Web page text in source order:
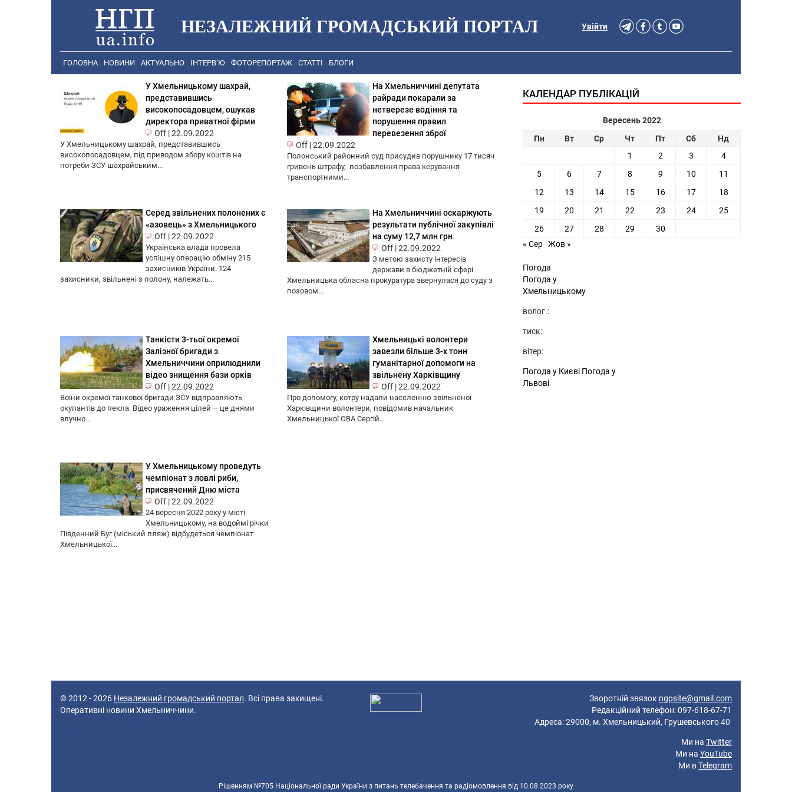
НЕЗАЛЕЖНИЙ ГРОМАДСЬКИЙ ПОРТАЛ Увійти
ГОЛОВНА НОВИНИ АКТУАЛЬНО ІНТЕРВ’Ю ФОТОРЕПОРТАЖ СТАТТІ БЛОГИ
У Хмельницькому шахрай,
представившись
високопосадовцем, ошукав
директора приватної фірми
Off |22.09.2022
У Хмельницькому шахрай, представившись
високопосадовцем, під приводом збору коштів на
потреби ЗСУ шахрайським...
На Хмельниччині депутата
райради покарали за
нетверезе водіння та
порушення правил
перевезення зброї
Off |22.09.2022
Полонський районний суд присудив порушнику 17 тисяч
гривень штрафу, позбавлення права керування
транспортними...
Серед звільнених полонених є
«азовець» з Хмельницького
Off |22.09.2022
Українська влада провела
успішну операцію обміну 215
захисників України. 124
захисники, звільнені з полону, належать...
На Хмельниччині оскаржують
результати публічної закупівлі
на суму 12,7 млн грн
Off |22.09.2022
З метою захисту інтересів
держави в бюджетній сфері
Хмельницька обласна прокуратура звернулася до суду з
позовом...
Танкісти 3-тьої окремої
Залізної бригади з
Хмельниччини оприлюднили
відео знищення бази орків
Off |22.09.2022
Воїни окремої танкової бригади ЗСУ відправляють
окупантів до пекла. Відео ураження цілей – це днями
влучно...
Хмельницькі волонтери
завезли більше 3-х тонн
гуманітарної допомоги на
звільнену Харківщину
Off |22.09.2022
Про допомогу, котру надали населенню звільненої
Харківщини волонтери, повідомив начальник
Хмельницької ОВА Сергій...
У Хмельницькому проведуть
чемпіонат з ловлі риби,
присвячений Дню міста
Off |22.09.2022
24 вересня 2022 року у місті
Хмельницькому, на водоймі річки
Південний Буг (міський пляж) відбудеться чемпіонат
Хмельницької...
КАЛЕНДАР ПУБЛІКАЦІЙ
Вересень 2022
Пн
Вт Ср Чт Пт Сб
Нд
1
2 3
4
5
6 7 8 9 10
11
12
13 14 15 16 17
18
19
20 21 22 23 24
25
26
27 28 29
30
« Сер Жов »
Погода
Погода у
Хмельницькому
волог.:
тиск:
вітер:
Погода у Києві Погода у
Львові
© 2012 - 2026 Незалежний громадський портал. Всі права захищені.
Оперативні новини Хмельниччини.
Зворотній звязок ngpsite@gmail.com
Редакційний телефон: 097-618-67-71
Адреса: 29000, м. Хмельницький, Грушевського 40
Ми на Twitter
Ми на YouTube
Ми вTelegram
Рішенням №705 Національної ради України з питань телебачення та радіомовлення від 10.08.2023 року